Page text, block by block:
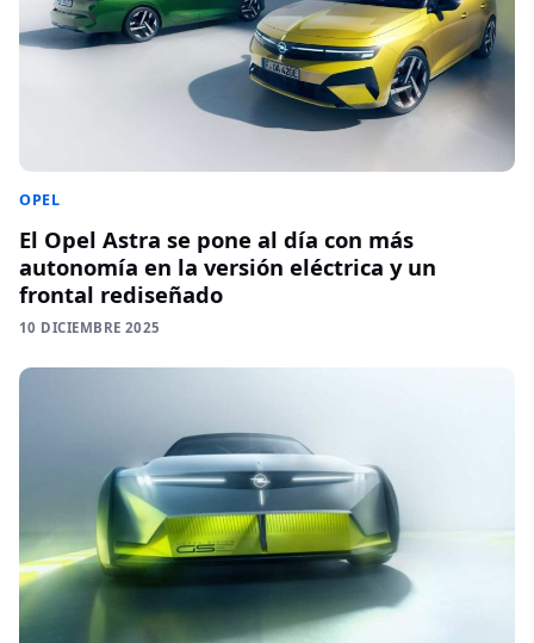
OPEL
El Opel Astra se pone al día con más
autonomía en la versión eléctrica y un
frontal rediseñado
10 DICIEMBRE 2025